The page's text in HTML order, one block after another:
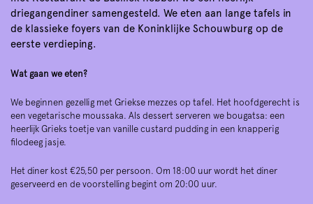
driegangendiner samengesteld. We eten aan lange tafels in
de klassieke foyers van de Koninklijke Schouwburg op de
eerste verdieping.
Wat gaan we eten?
We beginnen gezellig met Griekse mezzes op tafel. Het hoofdgerecht is
een vegetarische moussaka. Als dessert serveren we bougatsa: een
heerlijk Grieks toetje van vanille custard pudding in een knapperig
filodeeg jasje.
Het diner kost €25,50 per persoon. Om 18:00 uur wordt het diner
geserveerd en de voorstelling begint om 20:00 uur.